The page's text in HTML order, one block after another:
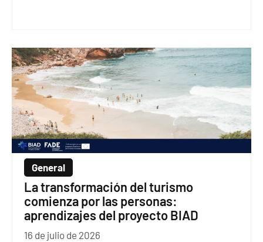
General
La transformación del turismo
comienza por las personas:
aprendizajes del proyecto BIAD
16 de julio de 2026